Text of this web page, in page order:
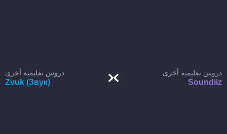
دروس تعليمية أخرى
Soundiiz
دروس تعليمية أخرى
Zvuk (Звук)